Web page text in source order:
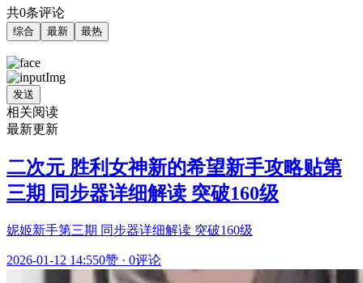
共0条评论
综合 最新 最热
发送
相关阅读
最新更新
二次元 胜利女神新的希望新手攻略贴第
三期 同步器详细解读 突破160级
妮姬新手第三期 同步器详细解读 突破160级
2026-01-12 14:550赞 · 0评论